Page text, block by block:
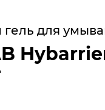
для